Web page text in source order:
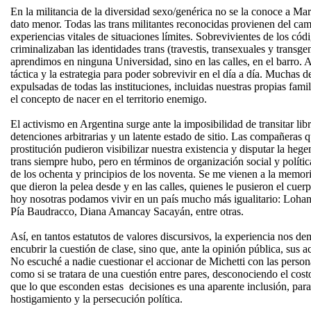
En la militancia de la diversidad sexo/genérica no se la conoce a
dato menor. Todas las trans militantes reconocidas provienen del
experiencias vitales de situaciones límites. Sobrevivientes de los
criminalizaban las identidades trans (travestis, transexuales y
aprendimos en ninguna Universidad, sino en las calles, en el barro.
táctica y la estrategia para poder sobrevivir en el día a día. Muchas
expulsadas de todas las instituciones, incluidas nuestras propias
el concepto de nacer en el territorio enemigo.
El activismo en Argentina surge ante la imposibilidad de transitar
detenciones arbitrarias y un latente estado de sitio. Las compañeras
prostitución pudieron visibilizar nuestra existencia y disputar la
trans siempre hubo, pero en términos de organización social y
de los ochenta y principios de los noventa. Se me vienen a la
que dieron la pelea desde y en las calles, quienes le pusieron el
hoy nosotras podamos vivir en un país mucho más igualitario:
Pía Baudracco, Diana Amancay Sacayán, entre otras.
Así, en tantos estatutos de valores discursivos, la experiencia nos
encubrir la cuestión de clase, sino que, ante la opinión pública, sus
No escuché a nadie cuestionar el accionar de Michetti con las
como si se tratara de una cuestión entre pares, desconociendo el
que lo que esconden estas decisiones es una aparente inclusión,
hostigamiento y la persecución política.